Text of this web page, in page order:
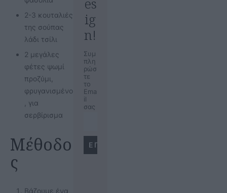
2-3 κουταλιές
της σούπας
λάδι τσίλι
2 μεγάλες
φέτες ψωμί
προζύμι,
φρυγανισμένο
, για
σερβίρισμα
Μέθοδο
ς
Βάζουμε ένα
ig
n!
Συμ
πλη
ρώσ
τε
το
Ema
il
σας